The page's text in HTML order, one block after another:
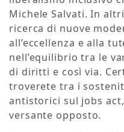
Michele Salvati. In
ricerca di nuove
all’eccellenza e alla
nell’equilibrio tra le
di diritti e così via.
troverete tra i
antistorici sul jobs
versante opposto.